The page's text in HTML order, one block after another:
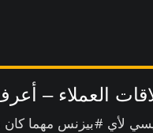
العملاء –
لأي #بيزنس مهما